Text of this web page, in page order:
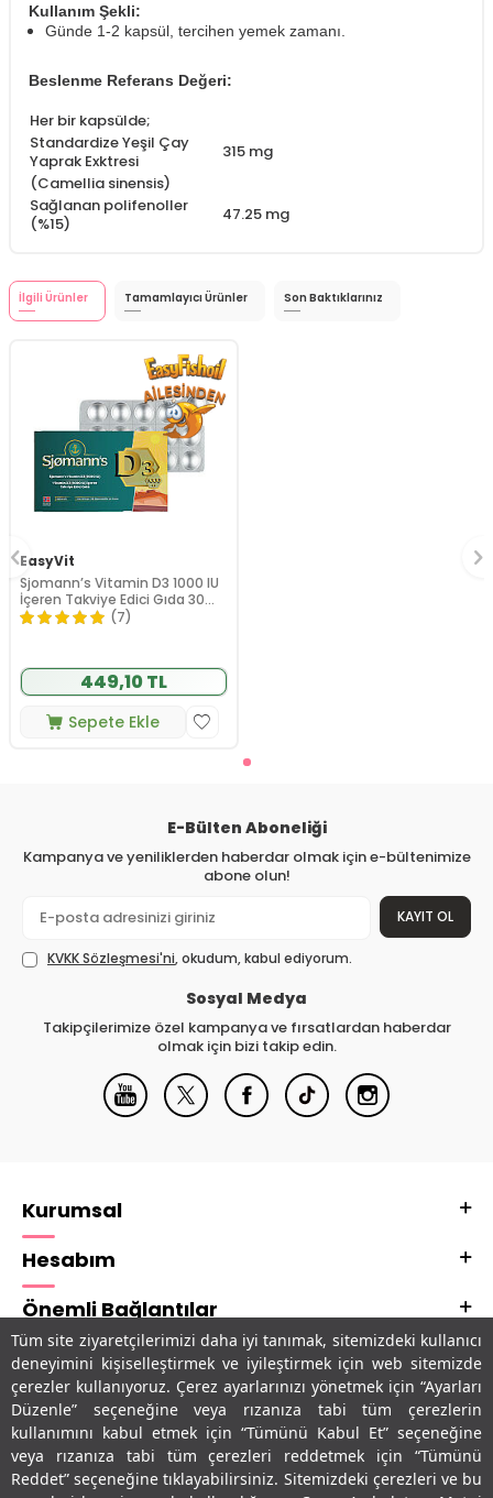
Tüm site ziyaretçilerimizi daha iyi tanımak, sitemizdeki kullanıcı
deneyimini kişiselleştirmek ve iyileştirmek için web sitemizde
çerezler kullanıyoruz. Çerez ayarlarınızı yönetmek için “Ayarları
Düzenle” seçeneğine veya rızanıza tabi tüm çerezlerin
kullanımını kabul etmek için “Tümünü Kabul Et” seçeneğine
veya rızanıza tabi tüm çerezleri reddetmek için “Tümünü
Reddet” seçeneğine tıklayabilirsiniz. Sitemizdeki çerezleri ve bu
Kullanım Şekli:
Günde 1-2 kapsül, tercihen yemek zamanı.
Beslenme Referans Değeri:
Her bir kapsülde;
Standardize Yeşil Çay
Yaprak Exktresi
315 mg
(Camellia sinensis)
Sağlanan polifenoller
(%15)
47.25 mg
İlgili Ürünler Tamamlayıcı Ürünler Son Baktıklarınız
EasyVit
Sjomann’s Vitamin D3 1000 IU
İçeren Takviye Edici Gıda 30
Adet Çiğnenebilir Jel Form
(7)
449,10 TL
Sepete Ekle
E-Bülten Aboneliği
Kampanya ve yeniliklerden haberdar olmak için e-bültenimize
abone olun!
KAYIT OL
KVKK Sözleşmesi'ni, okudum, kabul ediyorum.
Sosyal Medya
Takipçilerimize özel kampanya ve fırsatlardan haberdar
olmak için bizi takip edin.
Kurumsal
Hesabım
Önemli Bağlantılar
Adres & İletişim
Uygulamalarımız